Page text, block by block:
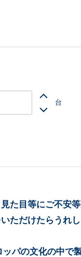
台
た目等にご不安
ただけたらうれし
パの文化の中で